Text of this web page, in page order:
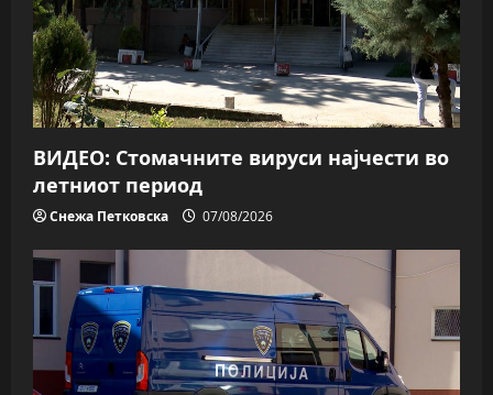
ВИДЕО: Стомачните вируси најчести во
летниот период
Снежа Петковска 07/08/2026